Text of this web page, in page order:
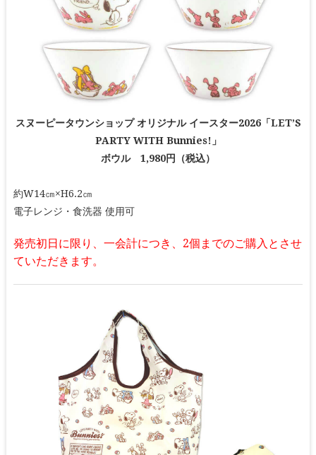
スヌーピータウンショップ オリジナル イースター2026「LET’S
PARTY WITH Bunnies!」
ボウル 1,980円（税込）
約W14㎝×H6.2㎝
電子レンジ・食洗器 使用可
発売初日に限り、一会計につき、2個までのご購入とさせ
ていただきます。